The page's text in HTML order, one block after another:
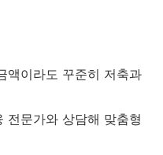
액이라도 꾸준히 저축과
전문가와 상담해 맞춤형